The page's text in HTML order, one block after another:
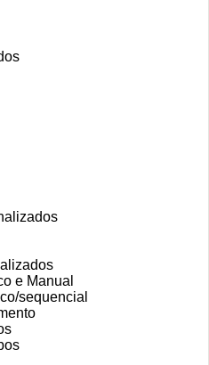
e Manual
sequencial